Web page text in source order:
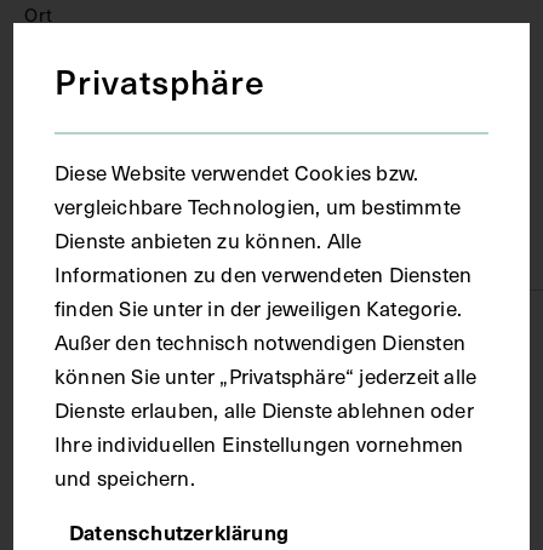
Ort
Wien
Material
Karton
Fotografie
Maße
Privatsphäre
Diese Website verwendet Cookies bzw.
vergleichbare Technologien, um bestimmte
Dienste anbieten zu können. Alle
Informationen zu den verwendeten Diensten
finden Sie unter in der jeweiligen Kategorie.
Außer den technisch notwendigen Diensten
können Sie unter „Privatsphäre“ jederzeit alle
Dienste erlauben, alle Dienste ablehnen oder
Ihre individuellen Einstellungen vornehmen
und speichern.
Datenschutzerklärung